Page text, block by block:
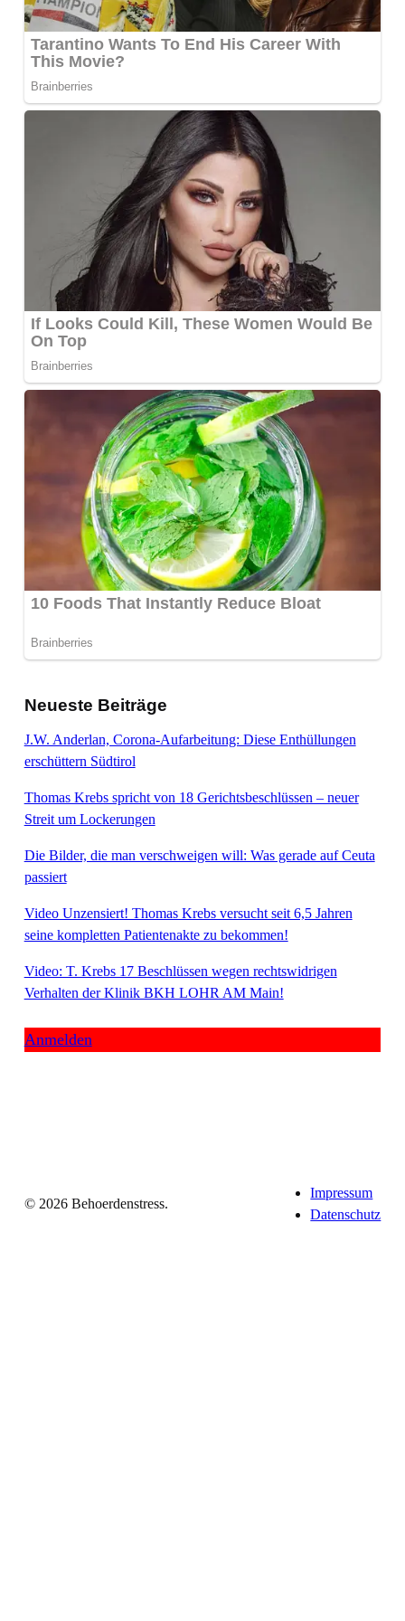
Neueste Beiträge
J.W. Anderlan, Corona-Aufarbeitung: Diese Enthüllungen
erschüttern Südtirol
Thomas Krebs spricht von 18 Gerichtsbeschlüssen – neuer
Streit um Lockerungen
Die Bilder, die man verschweigen will: Was gerade auf Ceuta
passiert
Video Unzensiert! Thomas Krebs versucht seit 6,5 Jahren
seine kompletten Patientenakte zu bekommen!
Video: T. Krebs 17 Beschlüssen wegen rechtswidrigen
Verhalten der Klinik BKH LOHR AM Main!
Anmelden
© 2026 Behoerdenstress.
Impressum
Datenschutz